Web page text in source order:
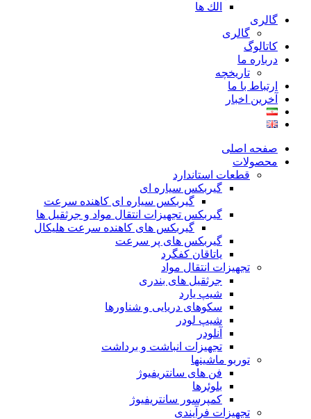
الك ها
گالری
گالری
کاتالوگ
درباره ما
تاريخچه
ارتباط با ما
آخرین اخبار
صفحه اصلی
محصولات
قطعات استاندارد
گيربكس سياره ای
گيربكس سياره ای كاهنده سرعت
گيربكس تجهيزات انتقال مواد و جرثقيل ها
گيربكس های كاهنده سرعت هليكال
گيربكس های پر سرعت
ياتاقان كفگرد
تجهیزات انتقال مواد
جرثقیل های بندری
شیپ یارد
سکوهای دریایی و شناورها
شیپ لودر
آنلودر
تجهیزات انباشت و برداشت
توربو ماشینها
فن های سانتریفیوژ
بلوئرها
کمپرسور سانتریفیوژ
تجهیزات فرآیندی